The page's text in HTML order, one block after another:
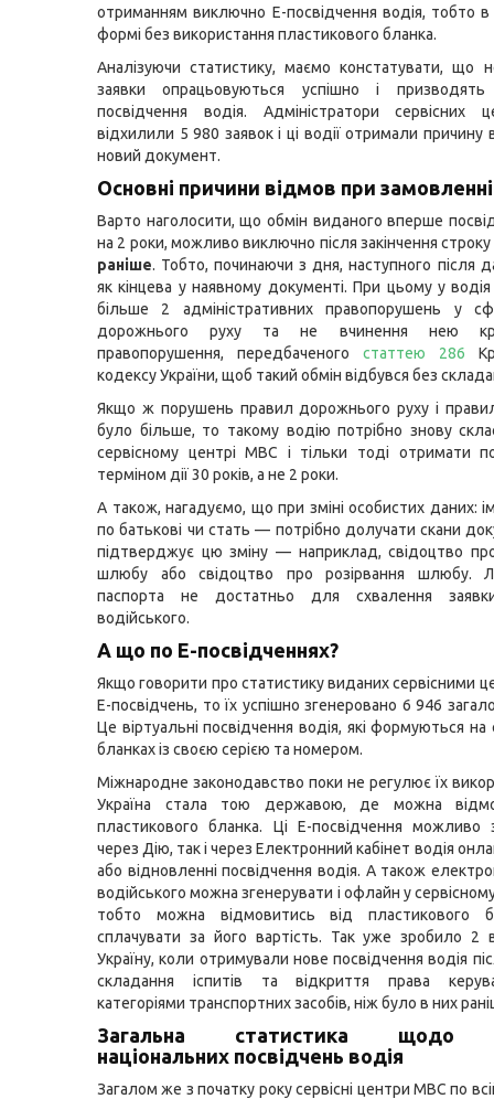
отриманням виключно Е-посвідчення водія, тобто в
формі без використання пластикового бланка.
Аналізуючи статистику, маємо констатувати, що
заявки опрацьовуються успішно і
посвідчення водія. Адміністратори сервісних
відхилили 5 980 заявок і ці водії отримали причину
новий документ.
Основні причини відмов при
Варто наголосити, що обмін виданого вперше
на 2 роки, можливо виключно після закінчення строку
раніше. Тобто, починаючи з дня, наступного після
як кінцева у наявному документі. При цьому у
більше 2 адміністративних правопорушень у
дорожнього руху та не вчинення нею
правопорушення, передбаченого статтею 286
кодексу України, щоб такий обмін відбувся без
Якщо ж порушень правил дорожнього руху і
було більше, то такому водію потрібно знову
сервісному центрі МВС і тільки тоді отримати
терміном дії 30 років, а не 2 роки.
А також, нагадуємо, що при зміні особистих даних:
по батькові чи стать — потрібно долучати скани
підтверджує цю зміну — наприклад, свідоцтво
шлюбу або свідоцтво про розірвання шлюбу.
паспорта не достатньо для схвалення
водійського.
А що по Е-посвідченнях?
Якщо говорити про статистику виданих сервісними
Е-посвідчень, то їх успішно згенеровано 6 946
Це віртуальні посвідчення водія, які формуються
бланках із своєю серією та номером.
Міжнародне законодавство поки не регулює їх
Україна стала тою державою, де можна
пластикового бланка. Ці Е-посвідчення можливо
через Дію, так і через Електронний кабінет водія
або відновленні посвідчення водія. А також
водійського можна згенерувати і офлайн у
тобто можна відмовитись від пластикового
сплачувати за його вартість. Так уже зробило 2
Україну, коли отримували нове посвідчення водія
складання іспитів та відкриття права
категоріями транспортних засобів, ніж було в них
Загальна статистика щодо
національних посвідчень водія
Загалом же з початку року сервісні центри МВС по